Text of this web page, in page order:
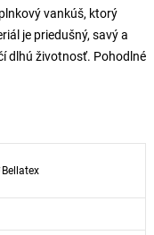
vankúš, ktorý
je priedušný, savý a
dlhú životnosť. Pohodlné
Bellatex